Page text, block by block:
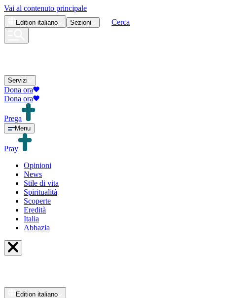
Vai al contenuto principale
Edition italiano Sezioni Cerca
Servizi
Dona ora
Dona ora
Prega
Menu
Pray
Opinioni
News
Stile di vita
Spiritualità
Scoperte
Eredità
Italia
Abbazia
Edition italiano